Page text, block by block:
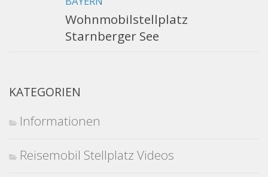
Wohnmobilstellplatz
Starnberger See
KATEGORIEN
Informationen
Reisemobil Stellplatz Videos